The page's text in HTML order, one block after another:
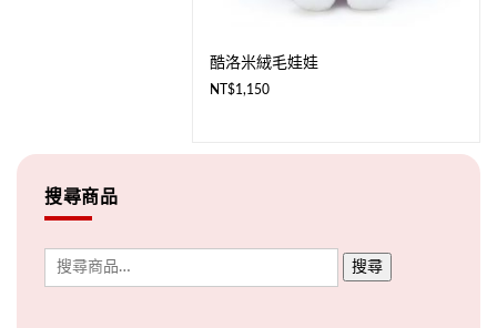
酷洛米絨毛娃娃
NT$1,150
搜尋商品
搜尋